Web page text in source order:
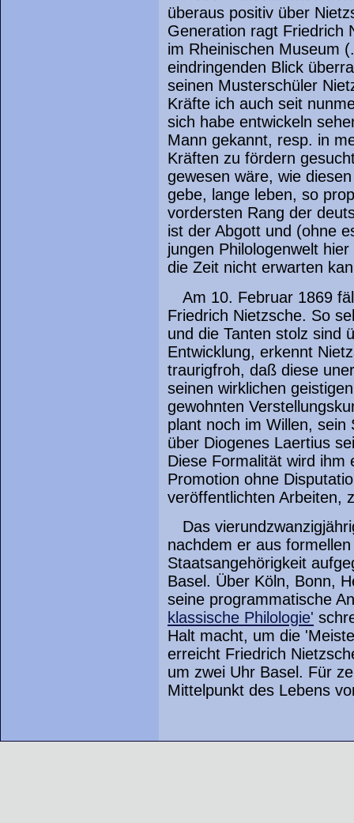
überaus positiv über
Generation ragt Friedrich
im Rheinischen Museum
eindringenden Blick
seinen Musterschüler
Kräfte ich auch seit
sich habe entwickeln
Mann gekannt, resp. in
Kräften zu fördern
gewesen wäre, wie
gebe, lange leben, so
vordersten Rang der
ist der Abgott und (ohne
jungen Philologenwelt
die Zeit nicht erwarten
Am 10. Februar 1869
Friedrich Nietzsche. So
und die Tanten stolz sind
Entwicklung, erkennt
traurigfroh, daß diese
seinen wirklichen
gewohnten
plant noch im Willen, sein
über Diogenes Laertius
Diese Formalität wird ihm
Promotion ohne
veröffentlichten Arbeiten,
Das
nachdem er aus
Staatsangehörigkeit
Basel. Über Köln, Bonn,
seine programmatische
klassische Philologie'
Halt macht, um die
erreicht Friedrich
um zwei Uhr Basel. Für
Mittelpunkt des Lebens